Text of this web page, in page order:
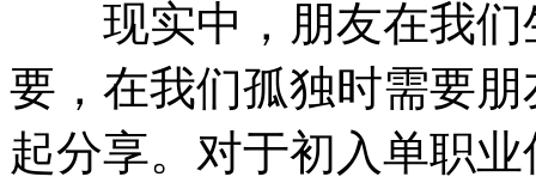
现实中，朋友在我们
要，在我们孤独时需要
起分享。对于初入单职